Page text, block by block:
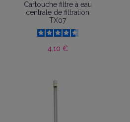
Cartouche filtre à eau
centrale de filtration
TX07
4,10 €